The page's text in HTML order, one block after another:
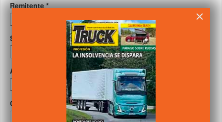
Remitente*
Su correo
Asunto
Captcha
×